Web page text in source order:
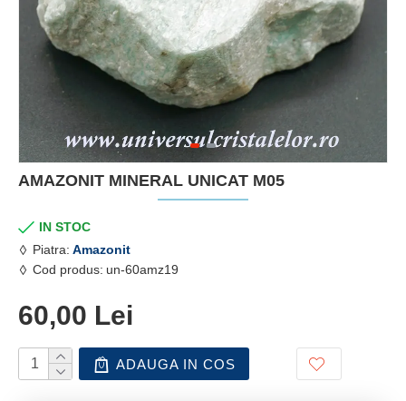
AMAZONIT MINERAL UNICAT M05
IN STOC
Piatra: Amazonit
Cod produs: un-60amz19
60,00 Lei
ADAUGA IN COS